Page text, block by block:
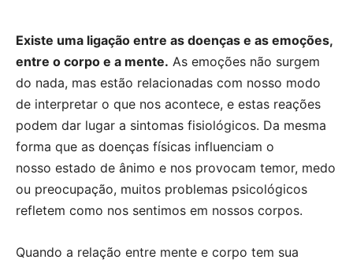
Existe uma ligação entre as doenças e as emoções,
entre o corpo e a mente. As emoções não surgem
do nada, mas estão relacionadas com nosso modo
de interpretar o que nos acontece, e estas reações
podem dar lugar a sintomas fisiológicos. Da mesma
forma que as doenças físicas influenciam o
nosso estado de ânimo e nos provocam temor, medo
ou preocupação, muitos problemas psicológicos
refletem como nos sentimos em nossos corpos.
Quando a relação entre mente e corpo tem sua